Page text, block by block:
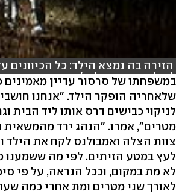
הזירה בה נמצא הילד: כל הכיוונים
(צילום: חסן שעלאן)
במשפחתו של סרסור עדיין מאמינים
שלאחריה הופקר הילד. "אנחנו
לניקוי כבישים דרס אותו ליד הבית
מטרים", אמרו. "הנהג ירד מהמשאית
צוות הצלה ואמבולנס לקח את הילד
לעץ במטע הזיתים. לפי מה
לא מת במקום, וככל הנראה, על פי
לאורך שני מטרים ומת אחרי כמה